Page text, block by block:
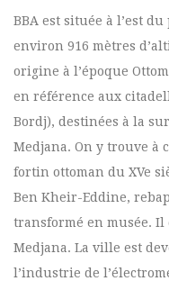
BBA est située à l’est
environ 916 mètres
origine à l’époque
en référence aux
Bordj), destinées à la
Medjana. On y trouve à
fortin ottoman du XVe
Ben Kheir-Eddine,
transformé en musée.
Medjana. La ville est
l’industrie de